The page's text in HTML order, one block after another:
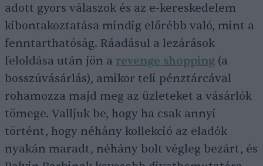
adott gyors válaszok és az e-kereskedelem
kibontakoztatása mindig előrébb való, mint a
fenntarthatóság. Ráadásul a lezárások
feloldása után jön a revenge shopping (a
bosszúvásárlás), amikor teli pénztárcával
rohamozza majd meg az üzleteket a vásárlók
tömege. Valljuk be, hogy ha csak annyi
történt, hogy néhány kollekció az eladók
nyakán maradt, néhány bolt végleg bezárt, és